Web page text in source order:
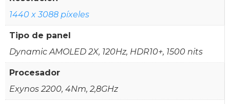
1440 x 3088 píxeles
Tipo de panel
Dynamic AMOLED 2X, 120Hz, HDR10+, 1500 nits
Procesador
Exynos 2200, 4Nm, 2,8GHz